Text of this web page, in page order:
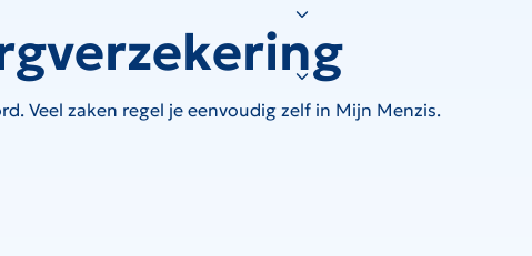
Veel zaken regel je eenvoudig zelf in Mijn Menzis.